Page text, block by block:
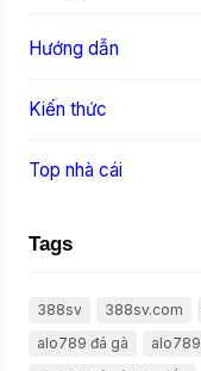
Hướng dẫn
Kiến thức
Top nhà cái
Tags
388sv 388sv.com
alo789 đá gà